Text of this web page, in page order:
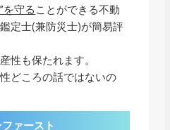
を守る ことができる不動
定士(兼防災士)が簡易評
性も保たれます。
どころの話ではないの
ァースト